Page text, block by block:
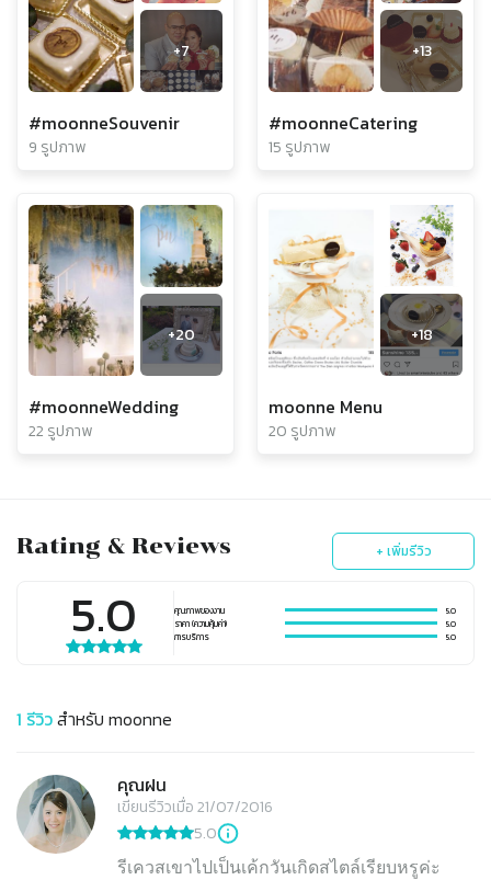
+7
#moonneSouvenir
9 รูปภาพ
+13
#moonneCatering
15 รูปภาพ
+20
#moonneWedding
22 รูปภาพ
+18
moonne Menu
20 รูปภาพ
Rating & Reviews + เพิ่มรีวิว
5.0 คุณภาพของงาน
5.0
ราคา (ความคุ้มค่า)
5.0
การบริการ
5.0
1 รีวิวสำหรับ moonne
คุณฝน
เขียนรีวิวเมื่อ 21/07/2016
5.0
รีเควสเขาไปเป็นเค้กวันเกิดสไตล์เรียบหรูค่ะ